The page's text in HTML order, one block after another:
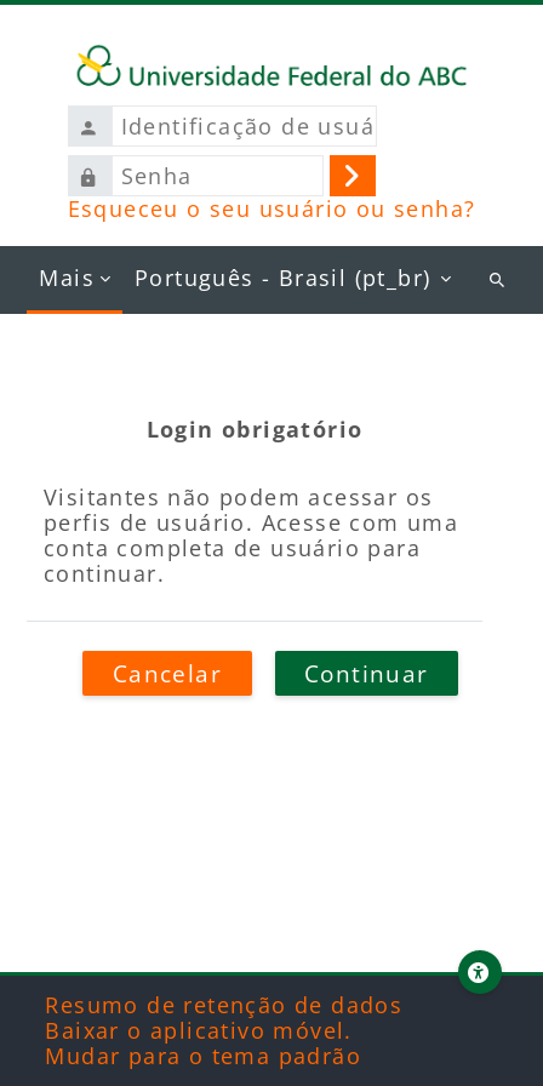
Ir para o conteúdo principal
Identificação
de
usuário
Senha
Acessar
Esqueceu o seu usuário ou senha?
Mais Português - Brasil ‎(pt_br)‎
Login obrigatório
Visitantes não podem acessar os
perfis de usuário. Acesse com uma
conta completa de usuário para
continuar.
Cancelar Continuar
Resumo de retenção de dados
Baixar o aplicativo móvel.
Mudar para o tema padrão